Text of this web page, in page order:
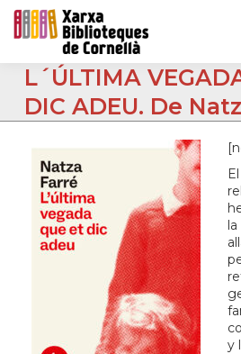
L´ÚLTIMA
DIC ADEU. De
y